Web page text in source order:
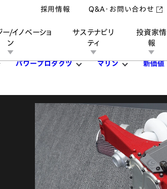
モータースポーツ
ー/イノベーショ
ン
サステナビリ
ティ
への取り組み
投資家情
報
Honda Report
採用情報 Q&A・お問い合わせ
パワープロダクツ マリン 新価値